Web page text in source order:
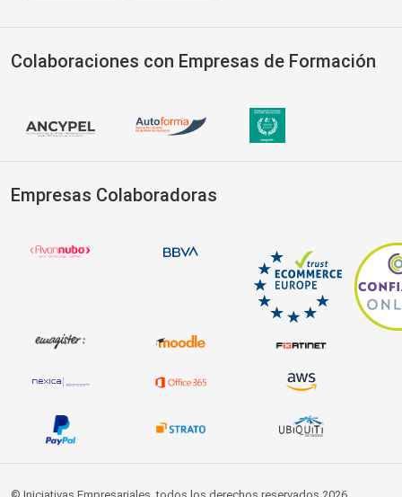
Colaboraciones con Empresas de Formación
Empresas Colaboradoras